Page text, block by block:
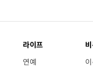
라이프
연예